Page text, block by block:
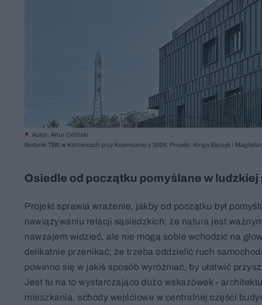
Autor: Artur Celiński
Budynki TBS w Katowicach przy Kosmicznej z 2026. Projekt: Kinga Bączyk i
Osiedle od początku pomyślane w ludzkiej
Projekt sprawia wrażenie, jakby od początku był
nawiązywaniu relacji sąsiedzkich; że natura jest
nawzajem widzieć, ale nie mogą sobie wchodzić na
delikatnie przenikać; że trzeba oddzielić ruch
powinno się w jakiś sposób wyróżniać, by ułatwić
Jest tu na to wystarczająco dużo wskazówek -
mieszkania, schody wejściowe w centralnej części